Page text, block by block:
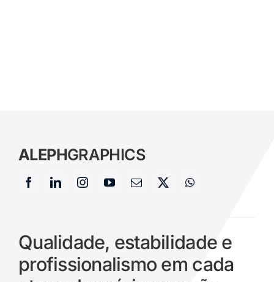
ALEPHGRAPHICS
Qualidade, estabilidade e
profissionalismo em cada